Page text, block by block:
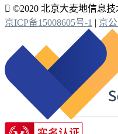
 ©2020 北京大麦地信息技
京ICP备15008605号-1 | 京